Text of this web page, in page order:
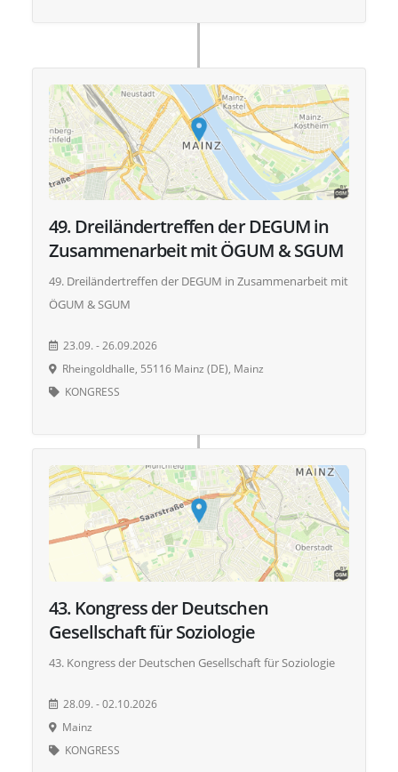
49. Dreiländertreffen der DEGUM in
Zusammenarbeit mit ÖGUM & SGUM
49. Dreiländertreffen der DEGUM in Zusammenarbeit mit
ÖGUM & SGUM
23.09. - 26.09.2026
Rheingoldhalle, 55116 Mainz (DE), Mainz
KONGRESS
43. Kongress der Deutschen
Gesellschaft für Sozio­lo­gie
43. Kongress der Deutschen Gesellschaft für Sozio­lo­gie
28.09. - 02.10.2026
Mainz
KONGRESS